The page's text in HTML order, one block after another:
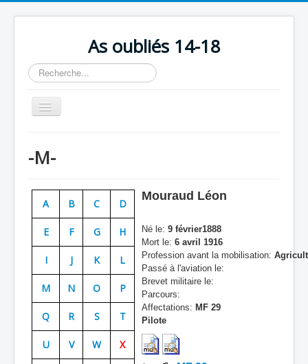
As oubliés 14-18
Rechercher
Basculer
la
Chronologie
Escadrilles
Organisation
Avions
Personnels
Doctrines
Batailles
Les As
-M-
A B C D
E F G H
I J K L
M N O P
Q R S T
U V W X
Mouraud Léon
Né le: 9 février1888
Mort le: 6 avril 1916
Profession avant la mobilisation:
Passé à l'aviation le:
Brevet militaire le:
Parcours:
Affectations: MF 29
Pilote